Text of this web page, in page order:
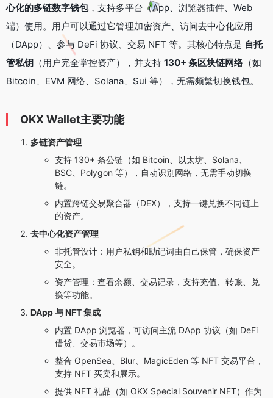
心化的多链数字钱包，支持多平台（App、浏览器插件、Web
端）使用。用户可以通过它管理加密资产、访问去中心化应用
（DApp）、参与 DeFi 协议、交易 NFT 等。其核心特点是 自托
管私钥 （用户完全掌控资产），并支持 130+ 条区块链网络（如
Bitcoin、EVM 网络、Solana、Sui 等），无需频繁切换钱包。
OKX Wallet主要功能
多链资产管理
支持 130+ 条公链（如 Bitcoin、以太坊、Solana、
BSC、Polygon 等），自动识别网络，无需手动切换
链。
内置跨链交易聚合器（DEX），支持一键兑换不同链上
的资产。
去中心化资产管理
非托管设计：用户私钥和助记词由自己保管，确保资产
安全。
资产管理：查看余额、交易记录，支持充值、转账、兑
换等功能。
DApp 与 NFT 集成
内置 DApp 浏览器，可访问主流 DApp 协议（如 DeFi
借贷、交易市场等）。
整合 OpenSea、Blur、MagicEden 等 NFT 交易平台，
支持 NFT 买卖和展示。
提供 NFT 礼品（如 OKX Special Souvenir NFT）作为